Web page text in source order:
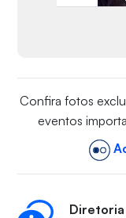
Confira fotos
eventos
Diretoria